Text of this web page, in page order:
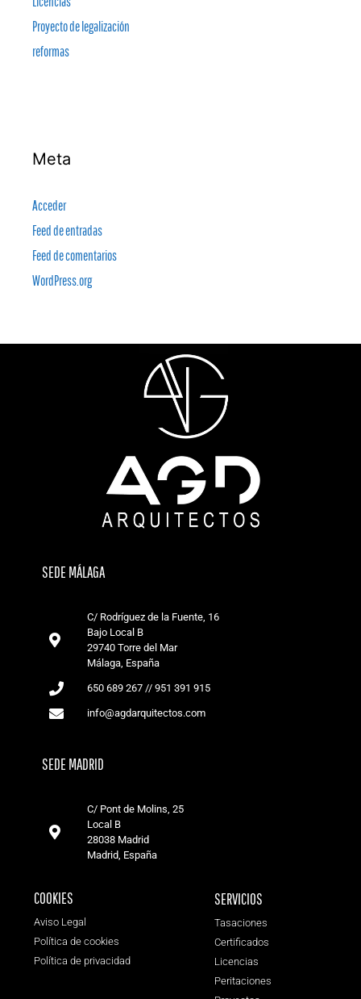
Proyecto de legalización
reformas
Meta
Acceder
Feed de entradas
Feed de comentarios
WordPress.org
SEDE MÁLAGA
C/ Rodríguez de la Fuente, 16
Bajo Local B
29740 Torre del Mar
Málaga, España
650 689 267 // 951 391 915
info@agdarquitectos.com
SEDE MADRID
C/ Pont de Molins, 25
Local B
28038 Madrid
Madrid, España
COOKIES
Aviso Legal
Política de cookies
Política de privacidad
SERVICIOS
Tasaciones
Certificados
Licencias
Peritaciones